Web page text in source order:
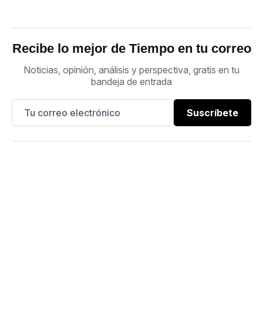
Recibe lo mejor de Tiempo en tu correo
Noticias, opinión, análisis y perspectiva, gratis en tu
bandeja de entrada
Suscríbete